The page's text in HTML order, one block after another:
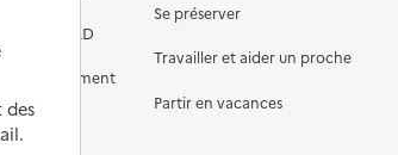
en EHPAD
prix en
Se préserver
Travailler et aider un proche
Partir en vacances
des